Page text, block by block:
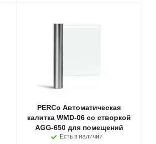
PERCo Автоматическая
калитка WMD-06 со створкой
AGG-650 для помещений
Есть в наличии